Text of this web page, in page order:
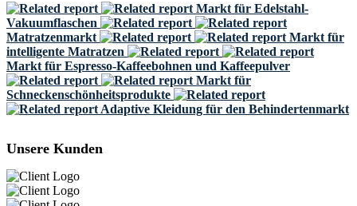
Markt für Edelstahl-
Vakuumflaschen
Matratzenmarkt
Markt für
intelligente Matratzen
Markt für Espresso-Kaffeebohnen und Kaffeepulver
Markt für
Schneckenschönheitsprodukte
Adaptive Kleidung für den Behindertenmarkt
Unsere Kunden